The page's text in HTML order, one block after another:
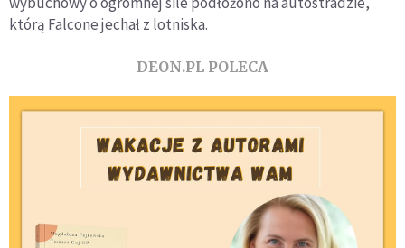
którą Falcone jechał z lotniska.
DEON.PL POLECA